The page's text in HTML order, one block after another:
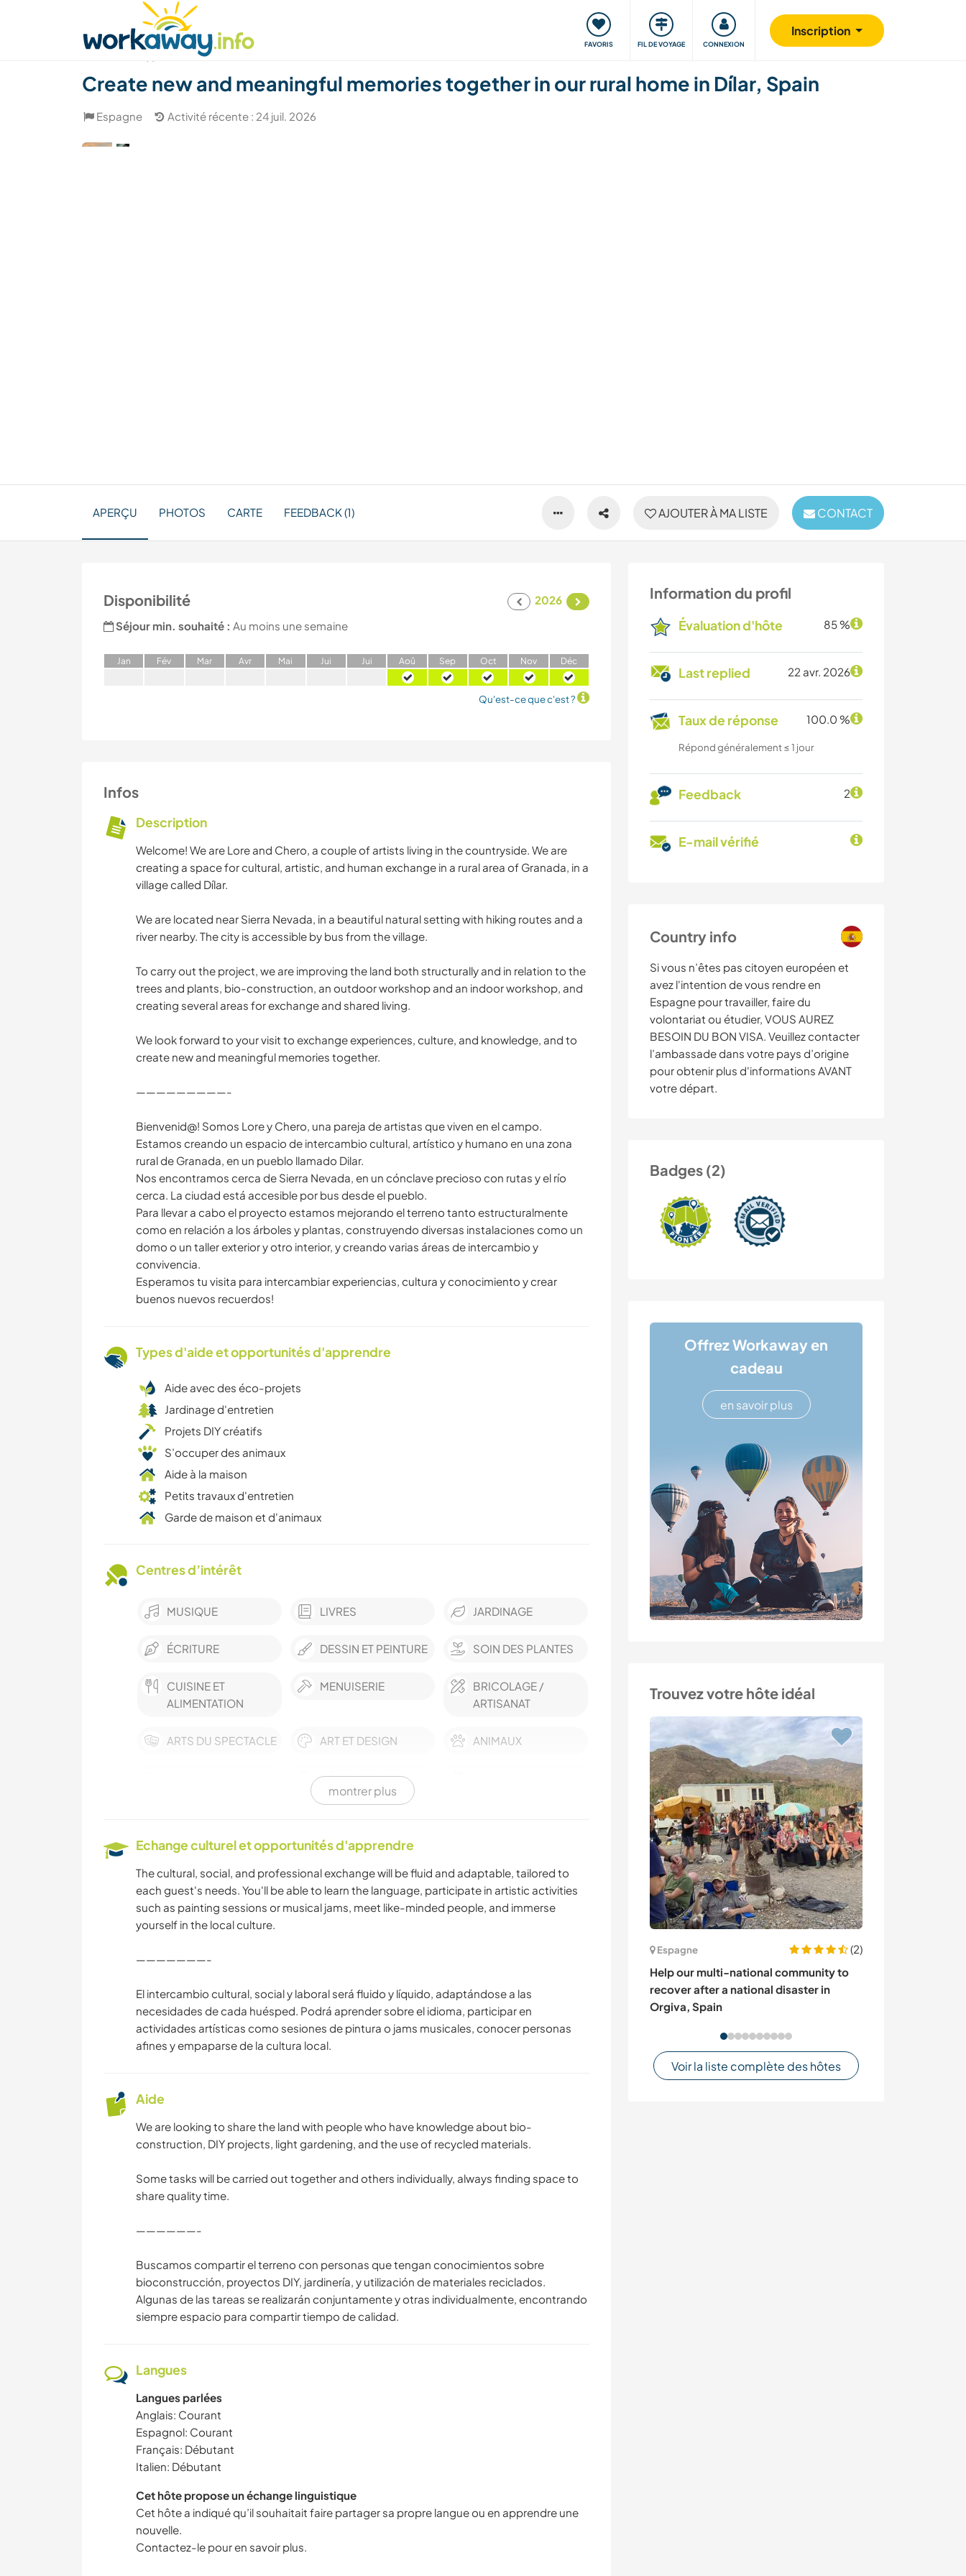
FAVORIS FIL DE VOYAGE CONNEXION
Inscription
Trouver hôte Covoyager Voyager, apprendre Communauté S'impliquer Sécurité
Create new and meaningful memories together in our rural home in Dílar, Spain
Espagne Activité récente : 24 juil. 2026
AJOUTER À MA LISTE CONTACT
APERÇU PHOTOS CARTE FEEDBACK (1)
Information du profil
Évaluation d'hôte 85 %
Last replied 22 avr. 2026
Taux de réponse 100.0 %
Répond généralement ≤ 1 jour
Feedback 2
E-mail vérifié
Country info
Si vous n’êtes pas citoyen européen et
avez l'intention de vous rendre en
Espagne pour travailler, faire du
volontariat ou étudier, VOUS AUREZ
BESOIN DU BON VISA. Veuillez contacter
l’ambassade dans votre pays d’origine
pour obtenir plus d'informations AVANT
votre départ.
Badges (2)
Offrez Workaway en
cadeau
en savoir plus
Trouvez votre hôte idéal
Espagne
(2)
Help our multi-national community to
recover after a national disaster in
Orgiva, Spain
Voir la liste complète des hôtes
Disponibilité
2026
Séjour min. souhaité : Au moins une semaine
Jan Fév Mar Avr Mai Jui Jui Aoû Sep Oct Nov Déc
Qu'est-ce que c'est ?
Infos
Description
Welcome! We are Lore and Chero, a couple of artists living in the countryside. We are
creating a space for cultural, artistic, and human exchange in a rural area of Granada, in a
village called Dílar.
We are located near Sierra Nevada, in a beautiful natural setting with hiking routes and a
river nearby. The city is accessible by bus from the village.
To carry out the project, we are improving the land both structurally and in relation to the
trees and plants, bio-construction, an outdoor workshop and an indoor workshop, and
creating several areas for exchange and shared living.
We look forward to your visit to exchange experiences, culture, and knowledge, and to
create new and meaningful memories together.
—————————-
Bienvenid@! Somos Lore y Chero, una pareja de artistas que viven en el campo.
Estamos creando un espacio de intercambio cultural, artístico y humano en una zona
rural de Granada, en un pueblo llamado Dilar.
Nos encontramos cerca de Sierra Nevada, en un cónclave precioso con rutas y el río
cerca. La ciudad está accesible por bus desde el pueblo.
Para llevar a cabo el proyecto estamos mejorando el terreno tanto estructuralmente
como en relación a los árboles y plantas, construyendo diversas instalaciones como un
domo o un taller exterior y otro interior, y creando varias áreas de intercambio y
convivencia.
Esperamos tu visita para intercambiar experiencias, cultura y conocimiento y crear
buenos nuevos recuerdos!
Types d'aide et opportunités d'apprendre
Aide avec des éco-projets
Jardinage d'entretien
Projets DIY créatifs
S’occuper des animaux
Aide à la maison
Petits travaux d'entretien
Garde de maison et d'animaux
Centres d’intérêt
MUSIQUE LIVRES JARDINAGE
ÉCRITURE DESSIN ET PEINTURE SOIN DES PLANTES
CUISINE ET
ALIMENTATION
MENUISERIE
BRICOLAGE /
ARTISANAT
ARTS DU SPECTACLE ART ET DESIGN ANIMAUX
VÉGÉTARIEN OU
VÉGAN
ÉVÉNEMENTS/VIE
SOCIALE
CULTURE DEV. PERSONNEL
PLAGE RANDONNÉE NATURE
MONTAGNE FITNESS DANSE
montrer plus
Echange culturel et opportunités d'apprendre
The cultural, social, and professional exchange will be fluid and adaptable, tailored to
each guest's needs. You'll be able to learn the language, participate in artistic activities
such as painting sessions or musical jams, meet like-minded people, and immerse
yourself in the local culture.
———————-
El intercambio cultural, social y laboral será fluido y líquido, adaptándose a las
necesidades de cada huésped. Podrá aprender sobre el idioma, participar en
actividades artísticas como sesiones de pintura o jams musicales, conocer personas
afines y empaparse de la cultura local.
Aide
We are looking to share the land with people who have knowledge about bio-
construction, DIY projects, light gardening, and the use of recycled materials.
Some tasks will be carried out together and others individually, always finding space to
share quality time.
——————-
Buscamos compartir el terreno con personas que tengan conocimientos sobre
bioconstrucción, proyectos DIY, jardinería, y utilización de materiales reciclados.
Algunas de las tareas se realizarán conjuntamente y otras individualmente, encontrando
siempre espacio para compartir tiempo de calidad.
Langues
Langues parlées
Anglais: Courant
Espagnol: Courant
Français: Débutant
Italien: Débutant
Cet hôte propose un échange linguistique
Cet hôte a indiqué qu’il souhaitait faire partager sa propre langue ou en apprendre une
nouvelle.
Contactez-le pour en savoir plus.